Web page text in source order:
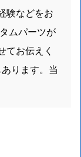
験などをお
ムパーツが
てお伝えく
ります。当